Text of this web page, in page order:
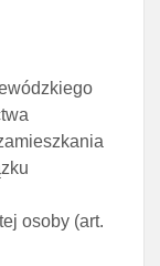
osoby (art.